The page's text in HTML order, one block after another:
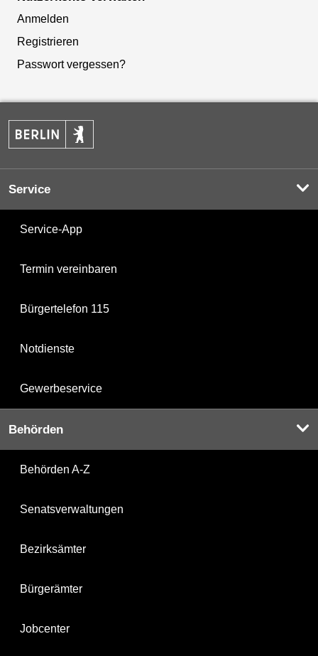
Anmelden
Registrieren
Passwort vergessen?
Service
Service-App
Termin vereinbaren
Bürgertelefon 115
Notdienste
Gewerbeservice
Behörden
Behörden A-Z
Senatsverwaltungen
Bezirksämter
Bürgerämter
Jobcenter